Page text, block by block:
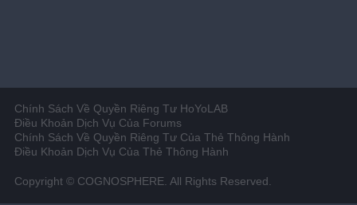
Chính Sách Về Quyền Riêng Tư HoYoLAB
Điều Khoản Dịch Vụ Của Forums
Chính Sách Về Quyền Riêng Tư Của Thẻ Thông Hành
Điều Khoản Dịch Vụ Của Thẻ Thông Hành
Copyright © COGNOSPHERE. All Rights Reserved.